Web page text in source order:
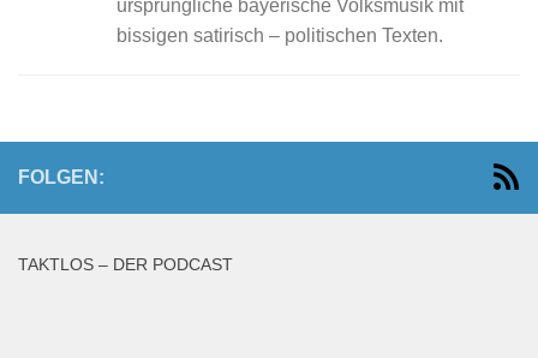
ursprüngliche bayerische Volksmusik mit
bissigen satirisch – politischen Texten.
FOLGEN:
TAKTLOS – DER PODCAST